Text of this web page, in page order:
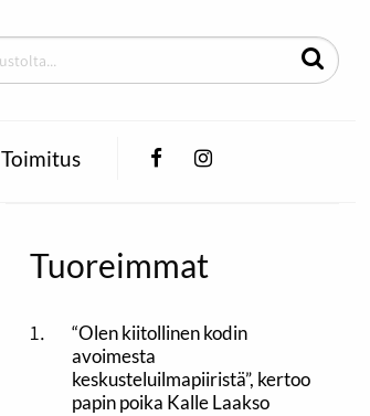
Toimitus FacebookInstagram
Tuoreimmat
“Olen kiitollinen kodin
avoimesta
keskusteluilmapiiristä”, kertoo
papin poika Kalle Laakso